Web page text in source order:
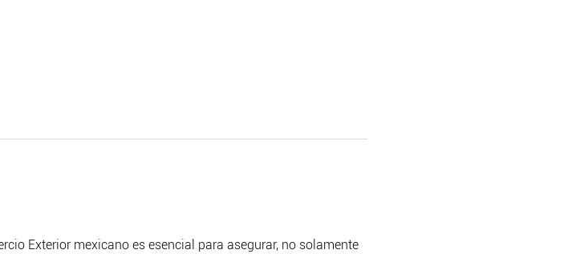
Exterior mexicano es esencial para asegurar, no solamente